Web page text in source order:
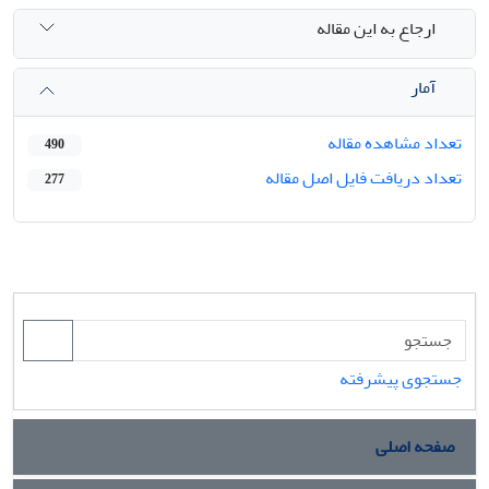
ارجاع به این مقاله
آمار
تعداد مشاهده مقاله
490
تعداد دریافت فایل اصل مقاله 277
جستجوی پیشرفته
صفحه اصلی